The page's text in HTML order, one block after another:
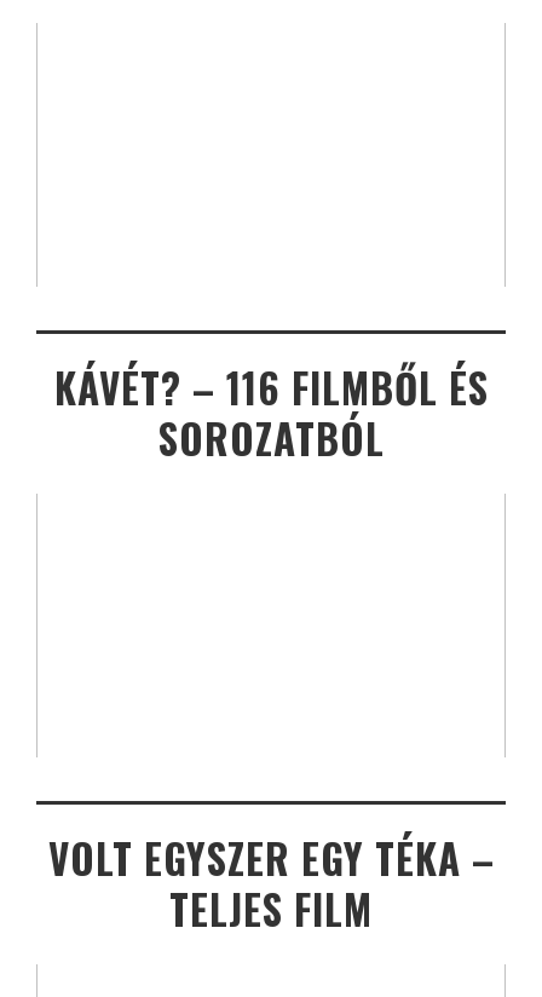
KÁVÉT? – 116 FILMBŐL ÉS
SOROZATBÓL
VOLT EGYSZER EGY TÉKA –
TELJES FILM